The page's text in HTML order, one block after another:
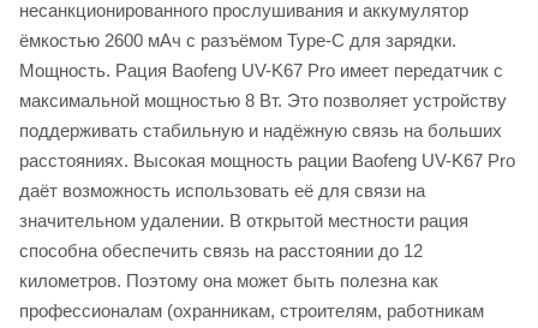
несанкционированного прослушивания и аккумулятор
ёмкостью 2600 мАч с разъёмом Type-C для зарядки.
Мощность. Рация Baofeng UV-K67 Pro имеет передатчик с
максимальной мощностью 8 Вт. Это позволяет устройству
поддерживать стабильную и надёжную связь на больших
расстояниях. Высокая мощность рации Baofeng UV-K67 Pro
даёт возможность использовать её для связи на
значительном удалении. В открытой местности рация
способна обеспечить связь на расстоянии до 12
километров. Поэтому она может быть полезна как
профессионалам (охранникам, строителям, работникам